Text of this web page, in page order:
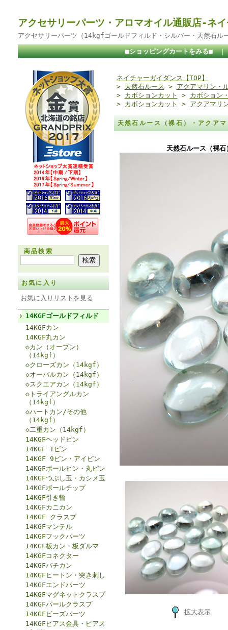
アクセサリーパーツ・アロマオイル通販店-ネ
アクセサリーパーツ（14kgfゴールドフィルド・シルバー・天然石ル
■ショッピングカートをみる■
商品検索
お気に入り
お気に入りリストを見る
14KGFゴールドフィルド
14KGFカン
14KGF丸カン
◇カン（オープン）
（14kgf）
◇クローズカン（14kgf）
◇オーバルカン（14kgf）
◇スクエアカン（14kgf）
◇トライアングルカン
（14kgf）
◇ハートカン/その他
（14kgf）
◇二重カン（14kgf）
14KGFヘッドピン
14KGF Tピン
14KGF 9ピン・アイピン
14KGFボールピン・丸ピン
14KGFつぶし玉・カシメ玉
14KGFボールチップ
14KGF引き輪
14KGFカニカン
14KGF クラスプ
14KGFマンテル
14KGFフックパーツ
14KGF板カン・板ダルマ
14KGFコネクター
14KGFバチカン
14KGFヒートン・突き刺し
14KGFエンドパーツ
14KGFマグネットクラスプ
14KGFパールクラスプ
14KGFビーズパーツ
14KGFピアス金具・ピアス
ネイチャーガイダンス【TOP】
> 天然石ルース > アクアマリン・
> カボションカット > カボション
> カボションカット > アクアマリ
天然石ルース（裸石）・アクア
天然石ルース（裸
拡大表示